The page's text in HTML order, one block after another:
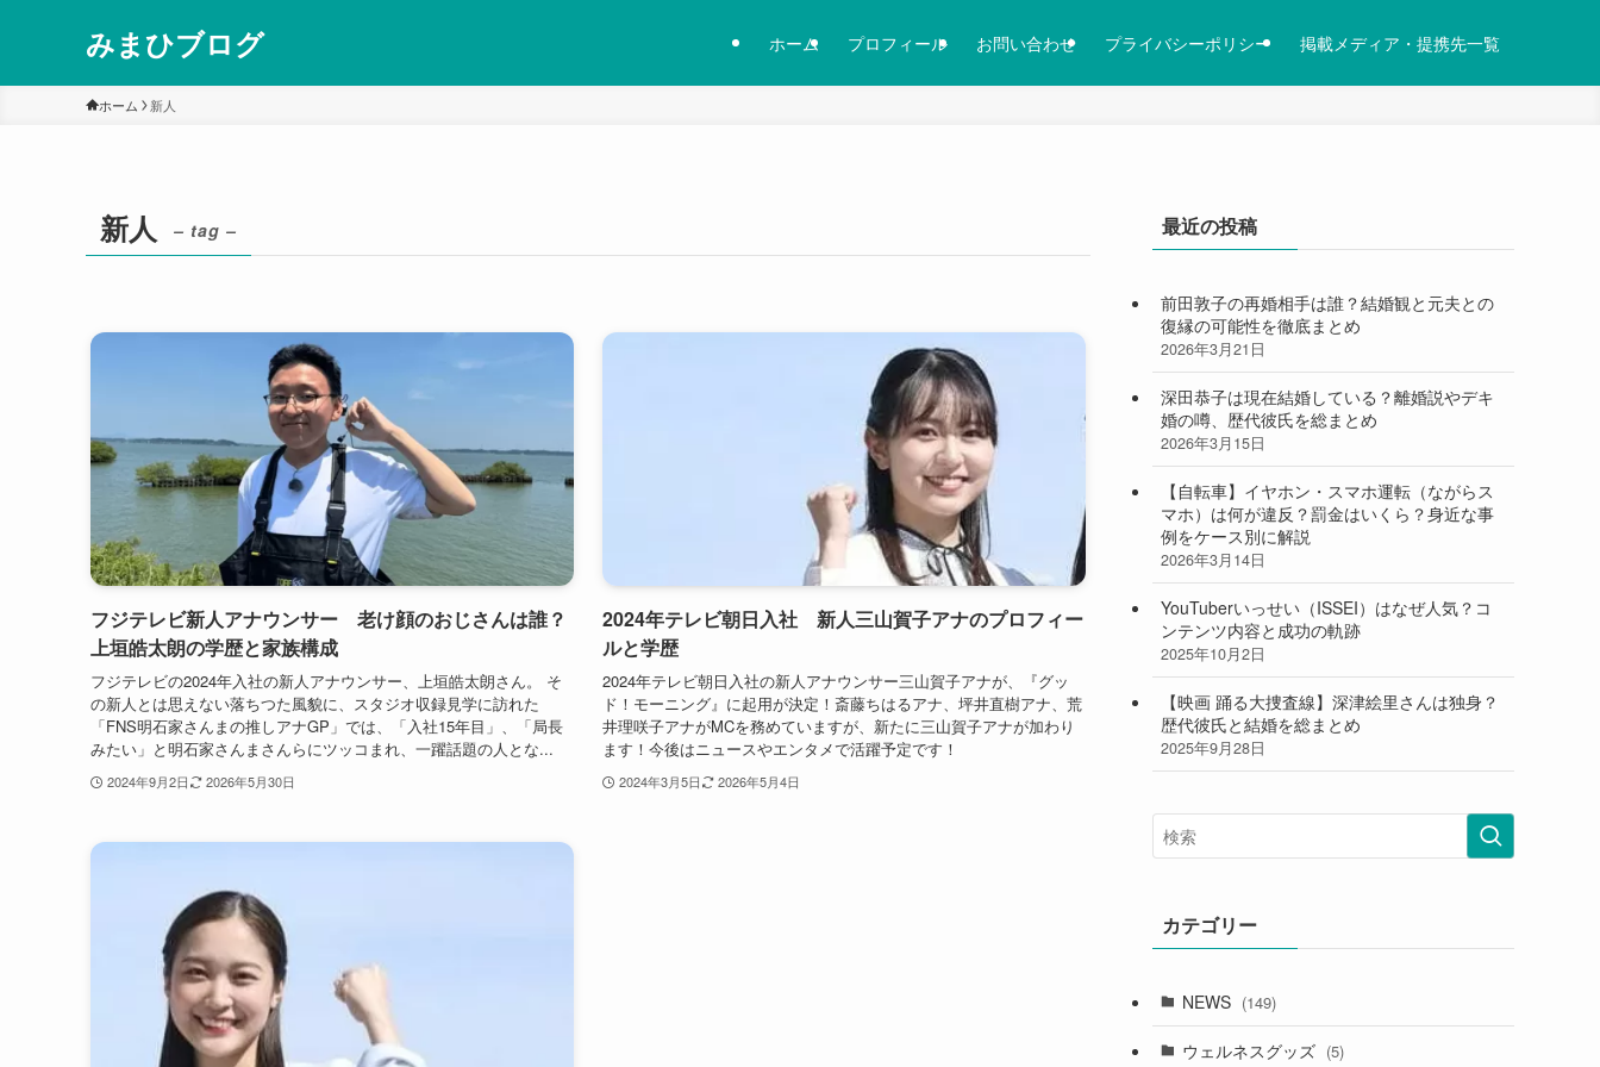
みまひブログ ホーム プロフィール お問い合わせ プライバシーポリシー 掲載メディア・提携先一覧
ホーム 新人
新人 – tag –
フジテレビ新人アナウンサー 老け顔のおじさんは誰？
上垣皓太朗の学歴と家族構成
フジテレビの2024年入社の新人アナウンサー、上垣皓太朗さん。 そ
の新人とは思えない落ちつた風貌に、スタジオ収録見学に訪れた
「FNS明石家さんまの推しアナGP」では、「入社15年目」、「局長
みたい」と明石家さんまさんらにツッコまれ、一躍話題の人とな...
2024年9月2日 2026年5月30日
2024年テレビ朝日入社 新人三山賀子アナのプロフィー
ルと学歴
2024年テレビ朝日入社の新人アナウンサー三山賀子アナが、『グッ
ド！モーニング』に起用が決定！斎藤ちはるアナ、坪井直樹アナ、荒
井理咲子アナがMCを務めていますが、新たに三山賀子アナが加わり
ます！今後はニュースやエンタメで活躍予定です！
2024年3月5日 2026年5月4日
最近の投稿
前田敦子の再婚相手は誰？結婚観と元夫との
復縁の可能性を徹底まとめ
2026年3月21日
深田恭子は現在結婚している？離婚説やデキ
婚の噂、歴代彼氏を総まとめ
2026年3月15日
【自転車】イヤホン・スマホ運転（ながらス
マホ）は何が違反？罰金はいくら？身近な事
例をケース別に解説
2026年3月14日
YouTuberいっせい（ISSEI）はなぜ人気？コ
ンテンツ内容と成功の軌跡
2025年10月2日
【映画 踊る大捜査線】深津絵里さんは独身？
歴代彼氏と結婚を総まとめ
2025年9月28日
カテゴリー
NEWS (149)
ウェルネスグッズ (5)